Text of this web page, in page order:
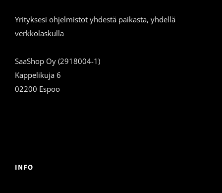
Yrityksesi ohjelmistot yhdestä paikasta, yhdellä
verkkolaskulla
SaaShop Oy (2918004-1)
Kappelikuja 6
02200 Espoo
INFO